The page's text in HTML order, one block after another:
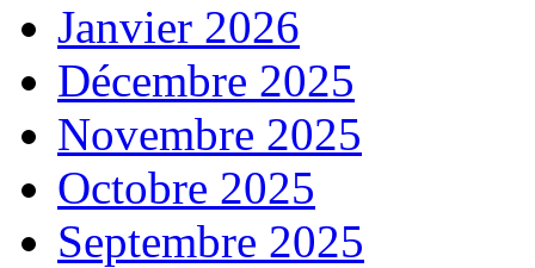
Janvier 2026
Décembre 2025
Novembre 2025
Octobre 2025
Septembre 2025